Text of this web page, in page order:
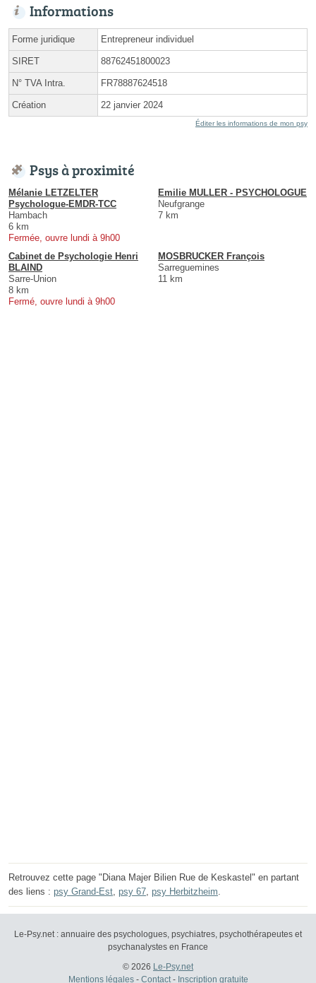
Informations
Forme juridique Entrepreneur individuel
SIRET 88762451800023
N° TVA Intra. FR78887624518
Création 22 janvier 2024
Éditer les informations de mon psy
Psys à proximité
Mélanie LETZELTER
Psychologue-EMDR-TCC
Hambach
6 km
Fermée, ouvre lundi à 9h00
Emilie MULLER - PSYCHOLOGUE
Neufgrange
7 km
Cabinet de Psychologie Henri
BLAIND
Sarre-Union
8 km
Fermé, ouvre lundi à 9h00
MOSBRUCKER François
Sarreguemines
11 km
Retrouvez cette page "Diana Majer Bilien Rue de Keskastel" en partant
des liens : psy Grand-Est, psy 67, psy Herbitzheim.
Le-Psy.net : annuaire des psychologues, psychiatres, psychothérapeutes et
psychanalystes en France
© 2026 Le-Psy.net
Mentions légales- Contact- Inscription gratuite